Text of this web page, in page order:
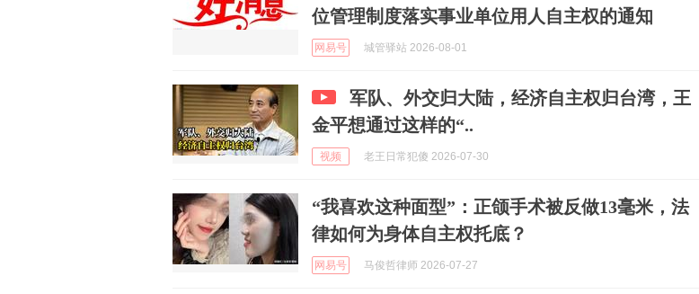
位管理制度落实事业单位用人自主权的通知
网易号 城管驿站 2026-08-01
军队、外交归大陆，经济自主权归台湾，王
金平想通过这样的“..
视频 老王日常犯傻 2026-07-30
“我喜欢这种面型”：正颌手术被反做13毫米，法
律如何为身体自主权托底？
网易号 马俊哲律师 2026-07-27